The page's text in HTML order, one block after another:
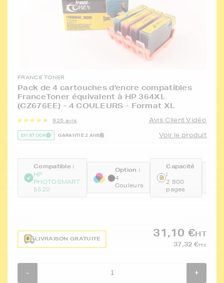
FRANCE TONER
Pack de 4 cartouches d'encre compatibles
FranceToner équivalent à HP 364XL
(CZ676EE) - 4 COULEURS - Format XL
925 avis Avis Client Vidéo
EN STOCK GARANTIE 2 ANS Voir le produit
Compatible :
HP
PHOTOSMART
5520
Option :
4
Couleurs
Capacité
:
2 800
pages
LIVRAISON GRATUITE
31,10 €HT
37,32 €TTC
- +